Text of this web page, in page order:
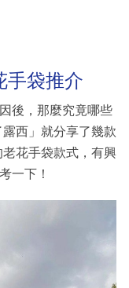
手袋推介
後，那麼究竟哪些
西」就分享了幾款
花手袋款式，有興
一下！